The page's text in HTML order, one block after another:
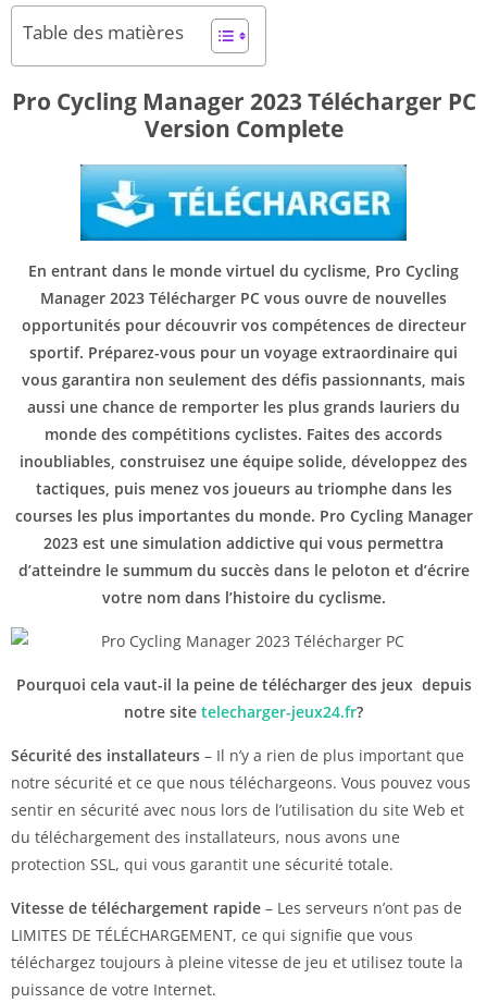
Table des matières
Pro Cycling Manager 2023 Télécharger PC
Version Complete
En entrant dans le monde virtuel du cyclisme, Pro Cycling
Manager 2023 Télécharger PC vous ouvre de nouvelles
opportunités pour découvrir vos compétences de directeur
sportif. Préparez-vous pour un voyage extraordinaire qui
vous garantira non seulement des défis passionnants, mais
aussi une chance de remporter les plus grands lauriers du
monde des compétitions cyclistes. Faites des accords
inoubliables, construisez une équipe solide, développez des
tactiques, puis menez vos joueurs au triomphe dans les
courses les plus importantes du monde. Pro Cycling Manager
2023 est une simulation addictive qui vous permettra
d’atteindre le summum du succès dans le peloton et d’écrire
votre nom dans l’histoire du cyclisme.
Pourquoi cela vaut-il la peine de télécharger des jeux depuis
notre site telecharger-jeux24.fr?
Sécurité des installateurs – Il n’y a rien de plus important que
notre sécurité et ce que nous téléchargeons. Vous pouvez vous
sentir en sécurité avec nous lors de l’utilisation du site Web et
du téléchargement des installateurs, nous avons une
protection SSL, qui vous garantit une sécurité totale.
Vitesse de téléchargement rapide – Les serveurs n’ont pas de
LIMITES DE TÉLÉCHARGEMENT, ce qui signifie que vous
téléchargez toujours à pleine vitesse de jeu et utilisez toute la
puissance de votre Internet.